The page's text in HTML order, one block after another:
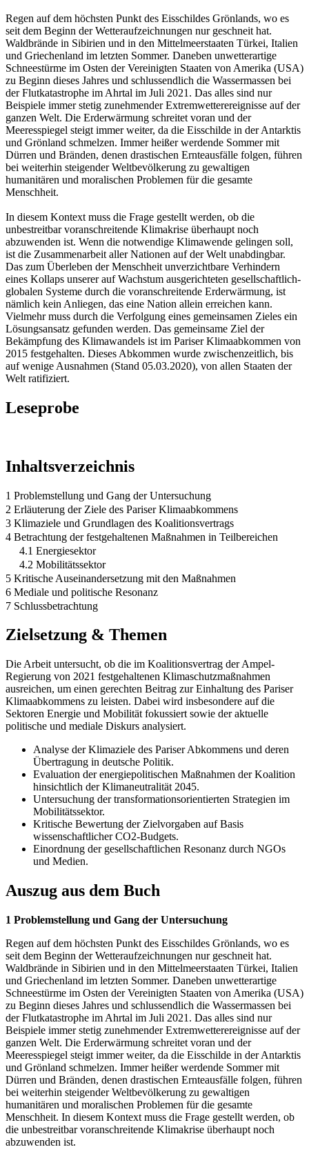
Regen auf dem höchsten Punkt des Eisschildes Grönlands, wo es
seit dem Beginn der Wetteraufzeichnungen nur geschneit hat.
Waldbrände in Sibirien und in den Mittelmeerstaaten Türkei, Italien
und Griechenland im letzten Sommer. Daneben unwetterartige
Schneestürme im Osten der Vereinigten Staaten von Amerika (USA)
zu Beginn dieses Jahres und schlussendlich die Wassermassen bei
der Flutkatastrophe im Ahrtal im Juli 2021. Das alles sind nur
Beispiele immer stetig zunehmender Extremwetterereignisse auf der
ganzen Welt. Die Erderwärmung schreitet voran und der
Meeresspiegel steigt immer weiter, da die Eisschilde in der Antarktis
und Grönland schmelzen. Immer heißer werdende Sommer mit
Dürren und Bränden, denen drastischen Ernteausfälle folgen, führen
bei weiterhin steigender Weltbevölkerung zu gewaltigen
humanitären und moralischen Problemen für die gesamte
Menschheit.
In diesem Kontext muss die Frage gestellt werden, ob die
unbestreitbar voranschreitende Klimakrise überhaupt noch
abzuwenden ist. Wenn die notwendige Klimawende gelingen soll,
ist die Zusammenarbeit aller Nationen auf der Welt unabdingbar.
Das zum Überleben der Menschheit unverzichtbare Verhindern
eines Kollaps unserer auf Wachstum ausgerichteten gesellschaftlich-
globalen Systeme durch die voranschreitende Erderwärmung, ist
nämlich kein Anliegen, das eine Nation allein erreichen kann.
Vielmehr muss durch die Verfolgung eines gemeinsamen Zieles ein
Lösungsansatz gefunden werden. Das gemeinsame Ziel der
Bekämpfung des Klimawandels ist im Pariser Klimaabkommen von
2015 festgehalten. Dieses Abkommen wurde zwischenzeitlich, bis
auf wenige Ausnahmen (Stand 05.03.2020), von allen Staaten der
Welt ratifiziert.
Leseprobe
Inhaltsverzeichnis
1 Problemstellung und Gang der Untersuchung
2 Erläuterung der Ziele des Pariser Klimaabkommens
3 Klimaziele und Grundlagen des Koalitionsvertrags
4 Betrachtung der festgehaltenen Maßnahmen in Teilbereichen
4.1 Energiesektor
4.2 Mobilitätssektor
5 Kritische Auseinandersetzung mit den Maßnahmen
6 Mediale und politische Resonanz
7 Schlussbetrachtung
Zielsetzung & Themen
Die Arbeit untersucht, ob die im Koalitionsvertrag der Ampel-
Regierung von 2021 festgehaltenen Klimaschutzmaßnahmen
ausreichen, um einen gerechten Beitrag zur Einhaltung des Pariser
Klimaabkommens zu leisten. Dabei wird insbesondere auf die
Sektoren Energie und Mobilität fokussiert sowie der aktuelle
politische und mediale Diskurs analysiert.
Analyse der Klimaziele des Pariser Abkommens und deren
Übertragung in deutsche Politik.
Evaluation der energiepolitischen Maßnahmen der Koalition
hinsichtlich der Klimaneutralität 2045.
Untersuchung der transformationsorientierten Strategien im
Mobilitätssektor.
Kritische Bewertung der Zielvorgaben auf Basis
wissenschaftlicher CO2-Budgets.
Einordnung der gesellschaftlichen Resonanz durch NGOs
und Medien.
Auszug aus dem Buch
1 Problemstellung und Gang der Untersuchung
Regen auf dem höchsten Punkt des Eisschildes Grönlands, wo es
seit dem Beginn der Wetteraufzeichnungen nur geschneit hat.
Waldbrände in Sibirien und in den Mittelmeerstaaten Türkei, Italien
und Griechenland im letzten Sommer. Daneben unwetterartige
Schneestürme im Osten der Vereinigten Staaten von Amerika (USA)
zu Beginn dieses Jahres und schlussendlich die Wassermassen bei
der Flutkatastrophe im Ahrtal im Juli 2021. Das alles sind nur
Beispiele immer stetig zunehmender Extremwetterereignisse auf der
ganzen Welt. Die Erderwärmung schreitet voran und der
Meeresspiegel steigt immer weiter, da die Eisschilde in der Antarktis
und Grönland schmelzen. Immer heißer werdende Sommer mit
Dürren und Bränden, denen drastischen Ernteausfälle folgen, führen
bei weiterhin steigender Weltbevölkerung zu gewaltigen
humanitären und moralischen Problemen für die gesamte
Menschheit. In diesem Kontext muss die Frage gestellt werden, ob
die unbestreitbar voranschreitende Klimakrise überhaupt noch
abzuwenden ist.